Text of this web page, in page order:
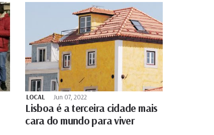
LOCAL Jun 07, 2022
Lisboa é a terceira cidade mais
cara do mundo para viver